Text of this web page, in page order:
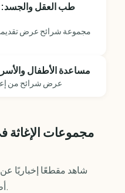
طب العقل والجسد:
مجموعة شرائح عرض
مساعدة الأطفال
عرض شرائح من
مجموعات الإغاثة
شاهد مقطعًا إخباريًا
أطفال هايتي بعد زلزال عام 2010.